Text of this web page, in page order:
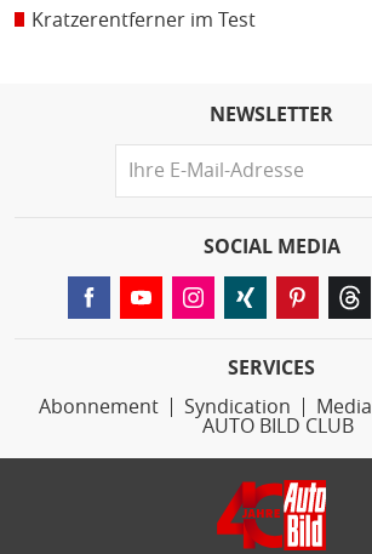
Kratzerentferner im Test
NEWSLETTER
SOCIAL MEDIA
SERVICES
Abonnement
Syndication Media
AUTO BILD CLUB